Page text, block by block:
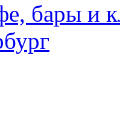
бары и